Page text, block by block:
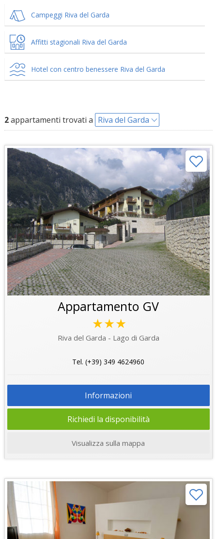
Campeggi Riva del Garda
Affitti stagionali Riva del Garda
Hotel con centro benessere Riva del Garda
2appartamenti trovati a Riva del Garda
Appartamento GV
★★★
Riva del Garda - Lago di Garda
Tel. (+39) 349 4624960
Informazioni
Richiedi la disponibilità
Visualizza sulla mappa